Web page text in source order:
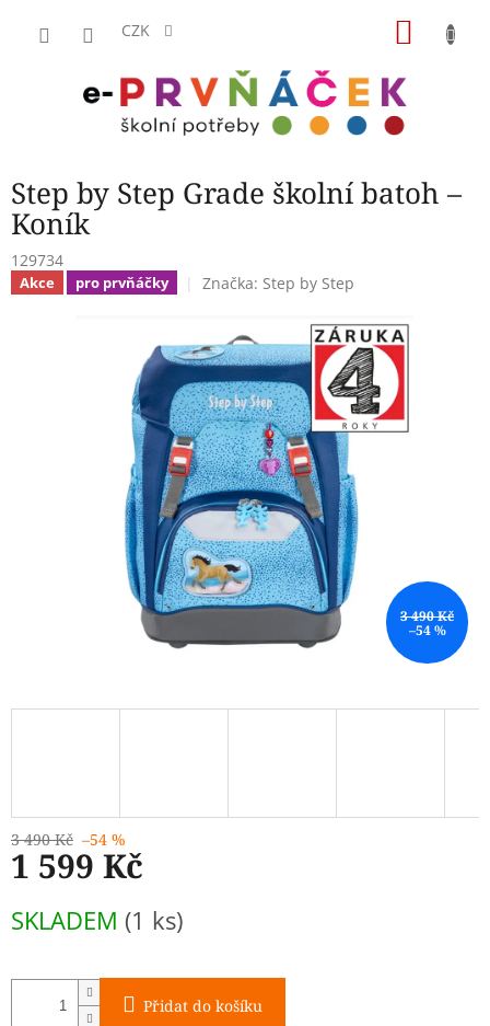
CZK
Step by Step Grade školní batoh –
Koník
129734
Akce pro prvňáčky Značka: Step by Step
3 490 Kč
–54 %
3 490 Kč –54 %
1 599 Kč
cena:
SKLADEM (1 ks)
Přidat do košíku